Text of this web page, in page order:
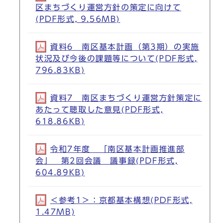
区まちづくり運営方針の策定に向けて
(PDF形式, 9.56MB)
資料6 南区基本計画（第3期）の実施
状況及び今後の課題等について(PDF形式,
796.83KB)
資料7 南区まちづくり運営方針策定に
あたって聴取した意見(PDF形式,
618.86KB)
令和7年度 「南区基本計画推進部
会」 第2回会議 議事録(PDF形式,
604.89KB)
＜参考1＞：京都基本構想(PDF形式,
1.47MB)